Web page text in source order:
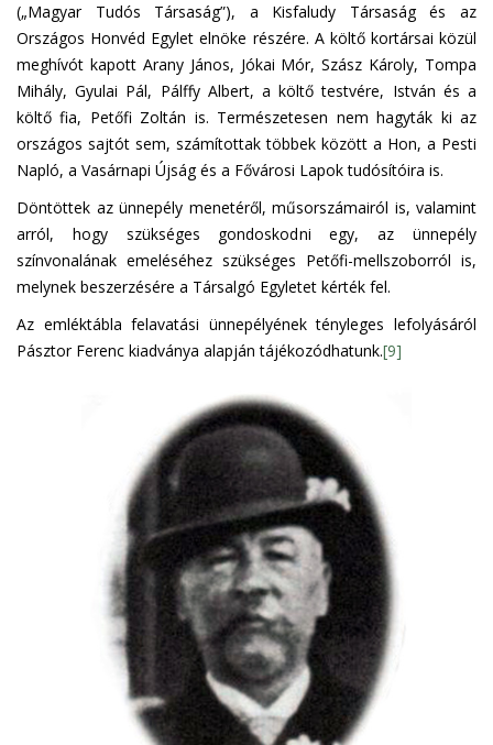
(„Magyar Tudós Társaság”), a Kisfaludy Társaság és az
Országos Honvéd Egylet elnöke részére. A költő kortársai közül
meghívót kapott Arany János, Jókai Mór, Szász Károly, Tompa
Mihály, Gyulai Pál, Pálffy Albert, a költő testvére, István és a
költő fia, Petőfi Zoltán is. Természetesen nem hagyták ki az
országos sajtót sem, számítottak többek között a Hon, a Pesti
Napló, a Vasárnapi Újság és a Fővárosi Lapok tudósítóira is.
Döntöttek az ünnepély menetéről, műsorszámairól is, valamint
arról, hogy szükséges gondoskodni egy, az ünnepély
színvonalának emeléséhez szükséges Petőfi-mellszoborról is,
melynek beszerzésére a Társalgó Egyletet kérték fel.
Az emléktábla felavatási ünnepélyének tényleges lefolyásáról
Pásztor Ferenc kiadványa alapján tájékozódhatunk.[9]